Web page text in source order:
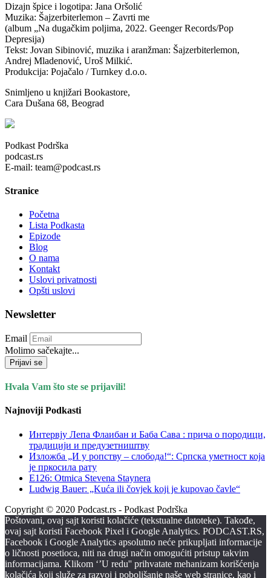
Dizajn špice i logotipa: Jana Oršolić
Muzika: Šajzerbiterlemon – Zavrti me
(album „Na dugačkim poljima, 2022. Geenger Records/Pop
Depresija)
Tekst: Jovan Sibinović, muzika i aranžman: Šajzerbiterlemon,
Andrej Mladenović, Uroš Milkić.
Produkcija: Pojačalo / Turnkey d.o.o.
Snimljeno u knjižari Bookastore,
Cara Dušana 68, Beograd
Podkast Podrška
podcast.rs
E-mail: team@podcast.rs
Stranice
Početna
Lista Podkasta
Epizode
Blog
O nama
Kontakt
Uslovi privatnosti
Opšti uslovi
Newsletter
Email
Molimo sačekajte...
Prijavi se
Hvala Vam što ste se prijavili!
Najnoviji Podkasti
Интервју Лепа Флаибан и Баба Сава : прича о породици,
традицији и предузетништву
Изложба „И у ропству – слобода!“: Српска уметност која
је пркосила рату
E126: Otmica Stevena Staynera
Ludwig Bauer: „Kuća ili čovjek koji je kupovao čavle“
Copyright © 2020 Podcast.rs - Podkast Podrška
Poštovani, ovaj sajt koristi kolačiće (tekstualne datoteke). Takođe,
ovaj sajt koristi Facebook Pixel i Google Analytics. PODCAST.RS,
Facebook i Google Analytics apsolutno neće prikupljati informacije
o ličnosti posetioca, niti na drugi način omogućiti pristup takvim
informacijama. Klikom ‘’U redu'' prihvatate mehanizam korišćenja
kolačića koji služe za razvoj i poboljšanje naše web stranice, kao i